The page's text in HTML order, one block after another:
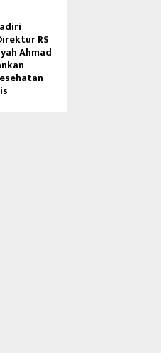
RS
Ahmad